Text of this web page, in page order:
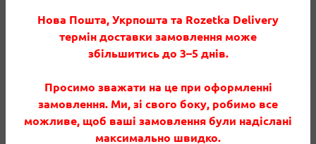
Нова Пошта, Укрпошта та Rozetka Delivery
термін доставки замовлення може
збільшитись до 3–5 днів.
Просимо зважати на це при оформленні
замовлення. Ми, зі свого боку, робимо все
можливе, щоб ваші замовлення були надіслані
максимально швидко.